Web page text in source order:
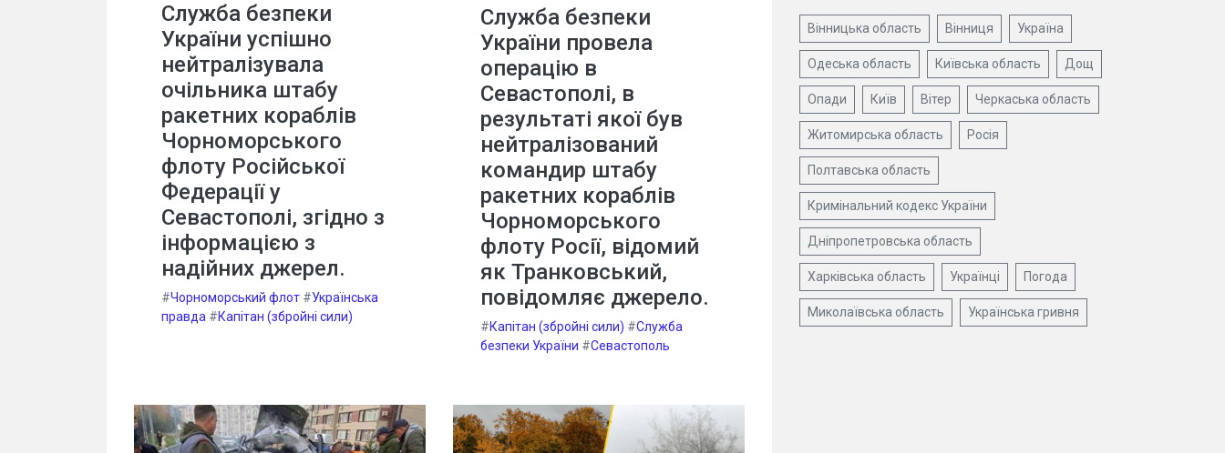
Служба безпеки
України успішно
нейтралізувала
очільника штабу
ракетних кораблів
Чорноморського
флоту Російської
Федерації у
Севастополі, згідно з
інформацією з
надійних джерел.
#Чорноморський флот #Українська
правда #Капітан (збройні сили)
Служба безпеки
України провела
операцію в
Севастополі, в
результаті якої був
нейтралізований
командир штабу
ракетних кораблів
Чорноморського
флоту Росії, відомий
як Транковський,
повідомляє джерело.
#Капітан (збройні сили) #Служба
безпеки України #Севастополь
Вінницька область Вінниця Україна
Одеська область Київська область Дощ
Опади Київ Вітер Черкаська область
Житомирська область Росія
Полтавська область
Кримінальний кодекс України
Дніпропетровська область
Харківська область Українці Погода
Миколаївська область Українська гривня